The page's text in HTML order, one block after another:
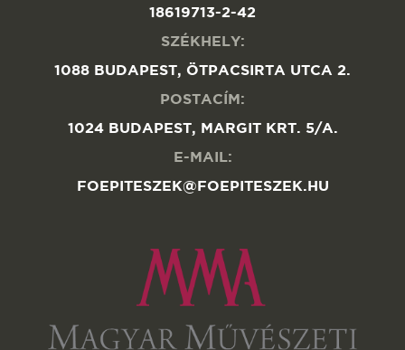
18619713-2-42
SZÉKHELY:
1088 BUDAPEST, ÖTPACSIRTA UTCA 2.
POSTACÍM:
1024 BUDAPEST, MARGIT KRT. 5/A.
E-MAIL:
FOEPITESZEK@FOEPITESZEK.HU